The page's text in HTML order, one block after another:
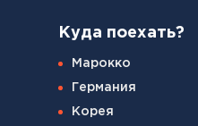
Куда поехать?
Марокко
Германия
Корея